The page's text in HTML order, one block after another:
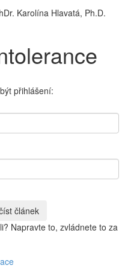
přihlášení:
Napravte to, zvládnete to za